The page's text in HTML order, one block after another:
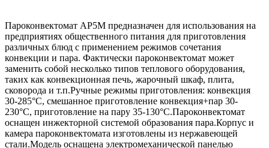
Пароконвектомат AP5M предназначен для использования на
предприятиях общественного питания для приготовления
различных блюд с применением режимов сочетания
конвекции и пара. Фактически пароконвектомат может
заменить собой несколько типов теплового оборудования,
таких как конвекционная печь, жарочный шкаф, плита,
сковорода и т.п.Ручные режимы приготовления: конвекция
30-285°С, смешанное приготовление конвекция+пар 30-
230°С, приготовление на пару 35-130°С.Пароконвектомат
оснащен инжекторной системой образования пара.Корпус и
камера пароконвектомата изготовлены из нержавеющей
стали.Модель оснащена электромеханической панелью